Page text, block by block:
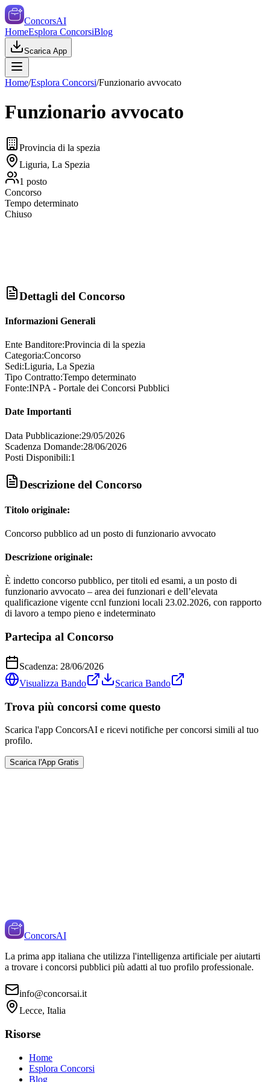
ConcorsAI
HomeEsplora ConcorsiBlog
Scarica App
Home/Esplora Concorsi/Funzionario avvocato
Funzionario avvocato
Provincia di la spezia
Liguria, La Spezia
1 posto
Concorso
Tempo determinato
Chiuso
Dettagli del Concorso
Informazioni Generali
Ente Banditore:Provincia di la spezia
Categoria:Concorso
Sedi:Liguria, La Spezia
Tipo Contratto:Tempo determinato
Fonte:INPA - Portale dei Concorsi Pubblici
Date Importanti
Data Pubblicazione:29/05/2026
Scadenza Domande:28/06/2026
Posti Disponibili:1
Descrizione del Concorso
Titolo originale:
Concorso pubblico ad un posto di funzionario avvocato
Descrizione originale:
È indetto concorso pubblico, per titoli ed esami, a un posto di
funzionario avvocato – area dei funzionari e dell’elevata
qualificazione vigente ccnl funzioni locali 23.02.2026, con rapporto
di lavoro a tempo pieno e indeterminato
Partecipa al Concorso
Scadenza: 28/06/2026
Visualizza Bando
Scarica Bando
Trova più concorsi come questo
Scarica l'app ConcorsAI e ricevi notifiche per concorsi simili al tuo
profilo.
Scarica l'App Gratis
ConcorsAI
La prima app italiana che utilizza l'intelligenza artificiale per aiutarti
a trovare i concorsi pubblici più adatti al tuo profilo professionale.
info@concorsai.it
Lecce, Italia
Risorse
Home
Esplora Concorsi
Blog